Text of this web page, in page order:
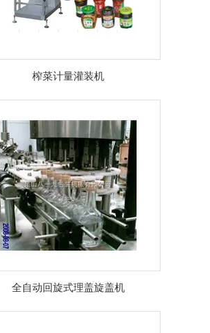
榨菜计量灌装机
全自动回旋式理盖旋盖机